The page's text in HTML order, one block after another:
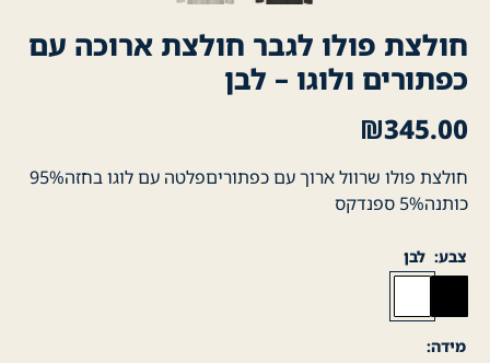
חולצת פולו לגבר חולצת ארוכה עם
כפתורים ולוגו – לבן
₪345.00
חולצת פולו שרוול ארוך עם כפתוריםפלטה עם לוגו בחזה95%
כותנה5% ספנדקס
צבע לבן
מידה